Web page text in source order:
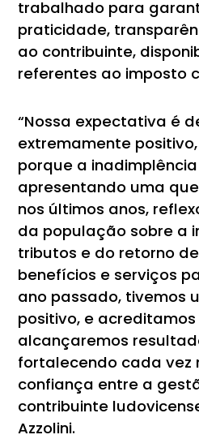
trabalhado para
praticidade,
ao contribuinte,
referentes ao imposto
“Nossa expectativa é
extremamente
porque a
apresentando uma
nos últimos anos,
da população sobre a
tributos e do retorno
benefícios e serviços
ano passado, tivemos
positivo, e
alcançaremos
fortalecendo cada vez
confiança entre a
contribuinte
Azzolini.